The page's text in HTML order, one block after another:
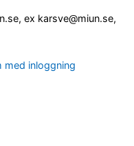
ex karsve@miun.se,
med inloggning